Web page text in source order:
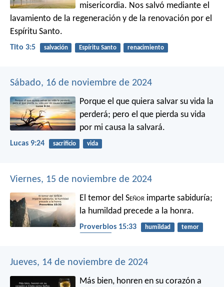
misericordia. Nos salvó mediante el
lavamiento de la regeneración y de la renovación por el
Espíritu Santo.
Tito 3:5 salvación Espíritu Santo renacimiento
Sábado, 16 de noviembre de 2024
Porque el que quiera salvar su vida la
perderá; pero el que pierda su vida
por mi causa la salvará.
Lucas 9:24 sacrificio vida
Viernes, 15 de noviembre de 2024
El temor del Señor imparte sabiduría;
la humildad precede a la honra.
Proverbios 15:33 humildad
temor
Jueves, 14 de noviembre de 2024
Más bien, honren en su corazón a